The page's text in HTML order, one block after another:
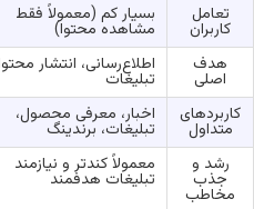
تعامل
کاربران
بسیار کم (معمولاً فقط
مشاهده محتوا)
هدف
اصلی
اطلاع‌رسانی، انتشار
تبلیغات
کاربردهای
متداول
اخبار، معرفی محصول،
تبلیغات، برندینگ
رشد و
جذب
مخاطب
معمولاً کندتر و نیازمند
تبلیغات هدفمند